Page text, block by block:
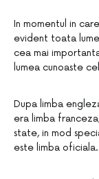
In momentul in
evident toata
cea mai
lumea cunoaste
Dupa limba
era limba
state, in mod
este limba oficiala.